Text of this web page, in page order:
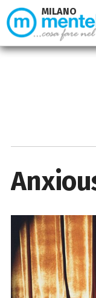
MILANO